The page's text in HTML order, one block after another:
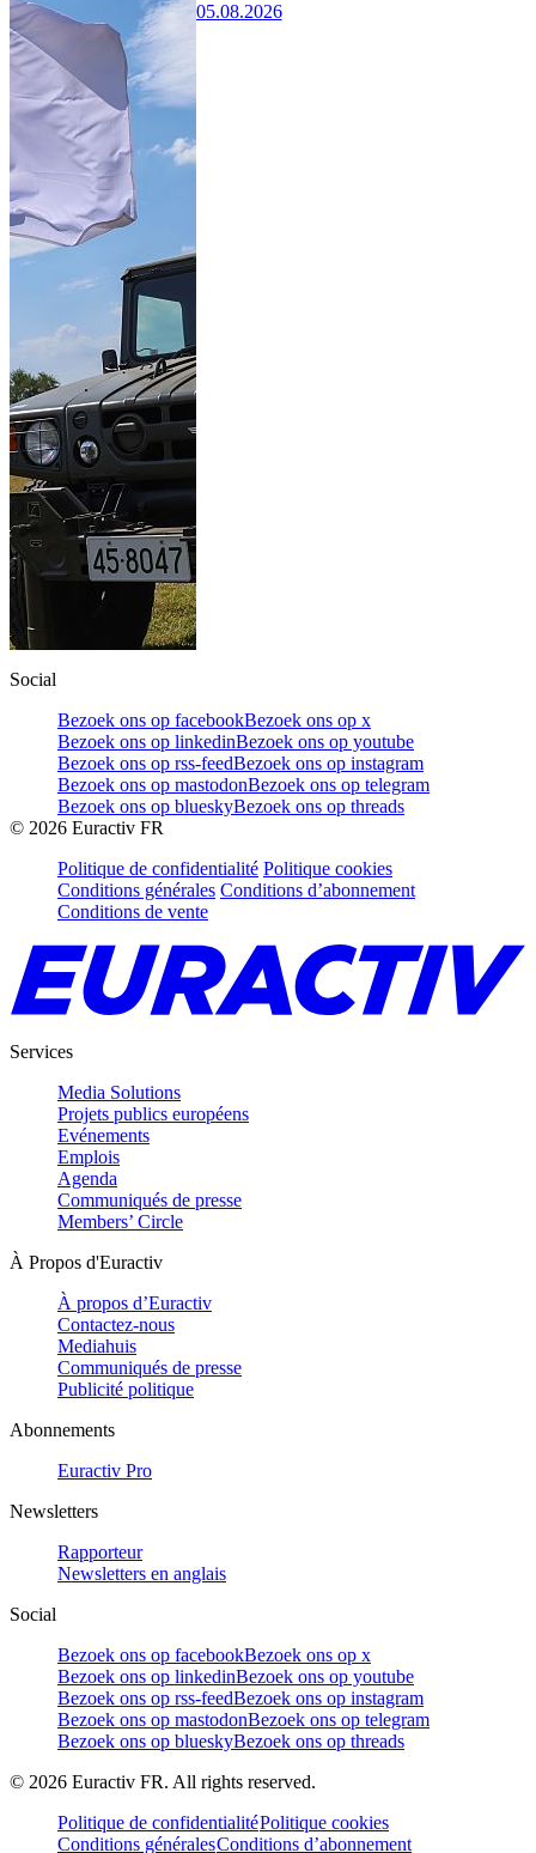
05.08.2026
Social
Bezoek ons op facebookBezoek ons op x
Bezoek ons op linkedinBezoek ons op youtube
Bezoek ons op rss-feedBezoek ons op instagram
Bezoek ons op mastodonBezoek ons op telegram
Bezoek ons op blueskyBezoek ons op threads
© 2026 Euractiv FR
Politique de confidentialité Politique cookies
Conditions générales Conditions d’abonnement
Conditions de vente
Services
Media Solutions
Projets publics européens
Evénements
Emplois
Agenda
Communiqués de presse
Members’ Circle
À Propos d'Euractiv
À propos d’Euractiv
Contactez-nous
Mediahuis
Communiqués de presse
Publicité politique
Abonnements
Euractiv Pro
Newsletters
Rapporteur
Newsletters en anglais
Social
Bezoek ons op facebookBezoek ons op x
Bezoek ons op linkedinBezoek ons op youtube
Bezoek ons op rss-feedBezoek ons op instagram
Bezoek ons op mastodonBezoek ons op telegram
Bezoek ons op blueskyBezoek ons op threads
© 2026 Euractiv FR. All rights reserved.
Politique de confidentialitéPolitique cookies
Conditions généralesConditions d’abonnement